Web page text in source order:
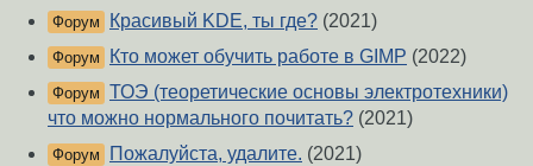
Форум Красивый KDE, ты где? (2021)
Форум Кто может обучить работе в GIMP (2022)
Форум ТОЭ (теоретические основы электротехники)
что можно нормального почитать? (2021)
Форум Пожалуйста, удалите. (2021)